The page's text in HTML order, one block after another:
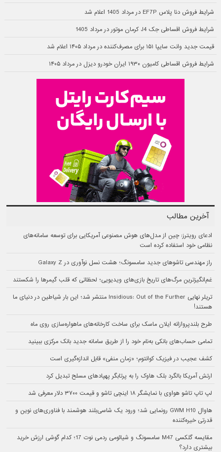
شرایط فروش دنا پلاس EF7P در مرداد 1405 اعلام شد
شرایط فروش اقساطی جک J4 کرمان موتور در مرداد 1405
قیمت جدید وانت سایپا ۱۵۱ برای مصرف‌کننده در مرداد ۱۴۰۵ اعلام شد
شرایط فروش اقساطی کامیون ۱۹۳۰ ایران خودرو دیزل در مرداد ۱۴۰۵
آخرین مطالب
ادعای رویترز: چین از مدل‌های هوش مصنوعی آمریکایی برای توسعه سامانه‌های
نظامی خود استفاده کرده است
راز مهندسی تاشوهای جدید سامسونگ؛ هشت نسل نوآوری در Galaxy Z
غم‌انگیزترین مرگ‌های تاریخ بازی‌های ویدیویی؛ لحظاتی که قلب گیمرها را شکستند
تریلر نهایی Insidious: Out of the Further منتشر شد؛ این بار شیاطین در دنیای ما
هستند!
طرح بلندپروازانه ایلان ماسک برای ساخت کارخانه‌های ماهواره‌سازی روی ماه
تمامی حساب‌های بانکی به‌نام خود را از طریق سامانه جدید بانک مرکزی ببینید
کشف عجیب در فیزیک کوانتوم؛ «زمان منفی» قابل اندازه‌گیری است
ارتش آمریکا بالگرد بلک هاوک را به پرتابگر پهپادهای مسلح تبدیل کرد
لپ تاپ تاشو هواوی با نمایشگر ۱۸ اینچی تاشو و قیمت ۳۷۰۰ دلار معرفی شد
هاوال GWM H10 رونمایی شد؛ ورود یک شاسی‌بلند هوشمند با فناوری‌های نوین و
قدرتی خیره‌کننده
مقایسه گلکسی M47 سامسونگ و شیائومی ردمی نوت 17؛ کدام گوشی ارزش خرید
بیشتری دارد؟